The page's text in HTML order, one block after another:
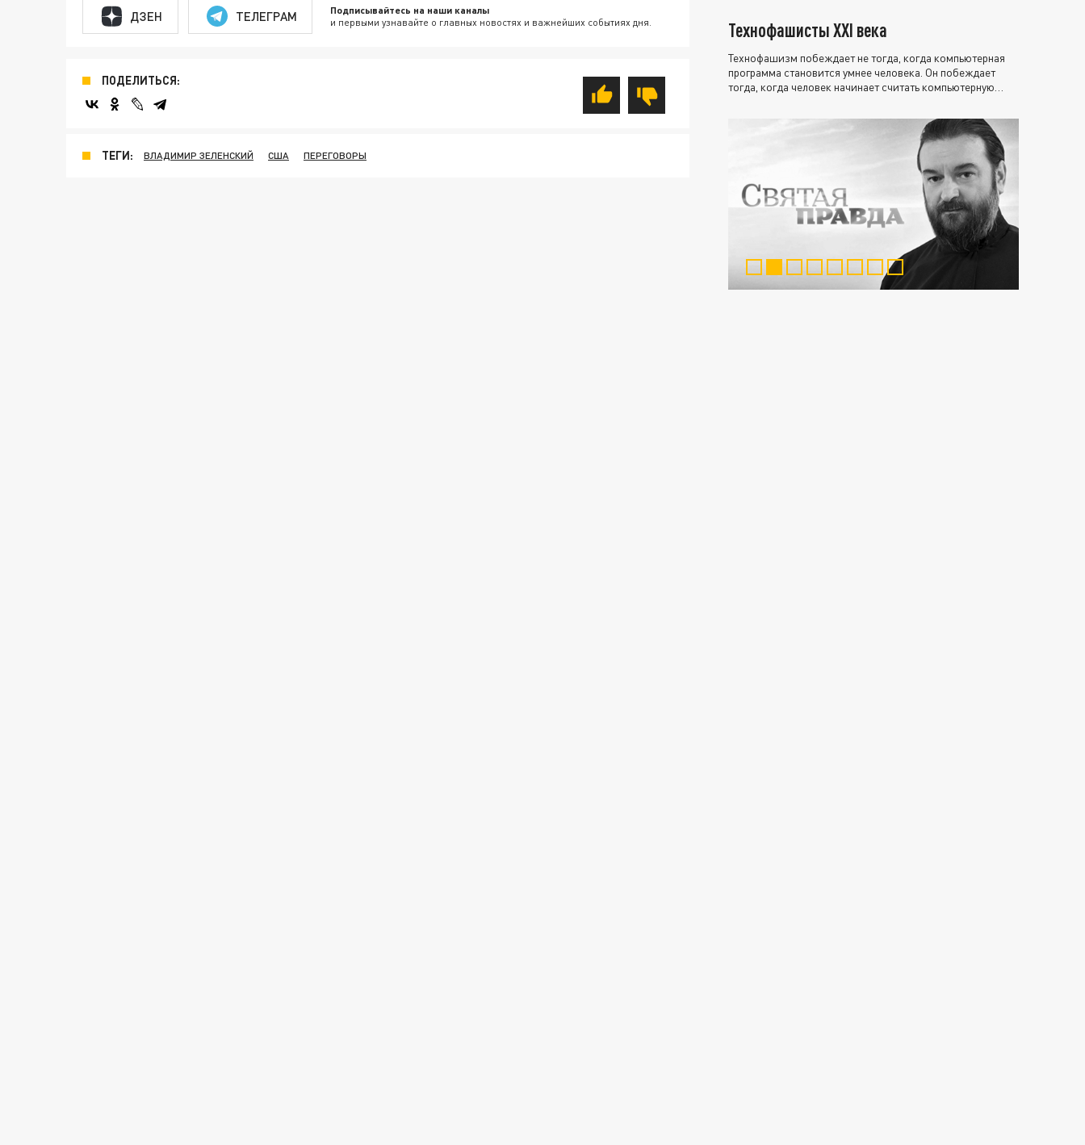
ДЗЕН ТЕЛЕГРАМ Подписывайтесь на наши каналы
и первыми узнавайте о главных новостях и важнейших событиях дня.
ПОДЕЛИТЬСЯ:
ТЕГИ: ВЛАДИМИР ЗЕЛЕНСКИЙ США ПЕРЕГОВОРЫ
Технофашисты XXI века
Технофашизм побеждает не тогда, когда компьютерная
программа становится умнее человека. Он побеждает
тогда, когда человек начинает считать компьютерную